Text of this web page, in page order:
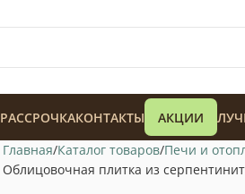
РАССРОЧКАКОНТАКТЫ АКЦИИ
Главная Каталог товаров Печи и
Облицовочная плитка из